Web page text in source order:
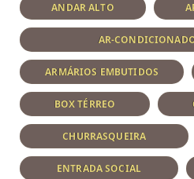
ANDAR ALTO
AR-
ARMÁRIOS EMBUTIDOS
BOX TÉRREO
CHURRASQUEIRA
ENTRADA SOCIAL